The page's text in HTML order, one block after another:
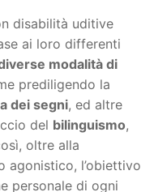
disabilità uditive
ai loro differenti
modalità di
prediligendo la
dei segni, ed altre
del bilinguismo,
oltre alla
agonistico, l’obiettivo
personale di ogni